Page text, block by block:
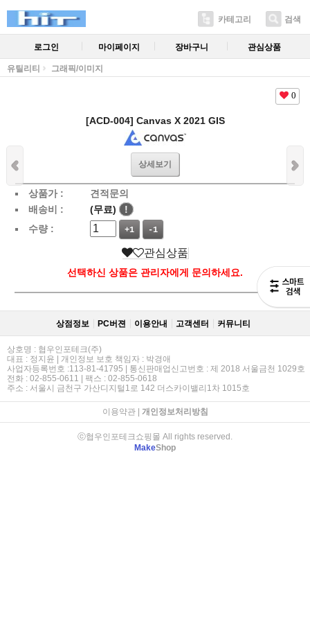
카테고리 검색
로그인 마이페이지 장바구니 관심상품
유틸리티 그래픽/이미지
0
[ACD-004] Canvas X 2021 GIS
상세보기
상품가 :
견적문의
배송비 :
(무료)
!
수량 :
+1 -1
관심상품
선택하신 상품은 관리자에게 문의하세요.
상점정보 PC버젼 이용안내 고객센터 커뮤니티
상호명 : 협우인포테크(주)
대표 : 정지윤 | 개인정보 보호 책임자 : 박경애
사업자등록번호 :113-81-41795 | 통신판매업신고번호 : 제 2018 서울금천 1029호
전화 : 02-855-0611 | 팩스 : 02-855-0618
주소 : 서울시 금천구 가산디지털1로 142 더스카이밸리1차 1015호
이용약관| 개인정보처리방침
ⓒ협우인포테크쇼핑몰 All rights reserved.
MakeShop